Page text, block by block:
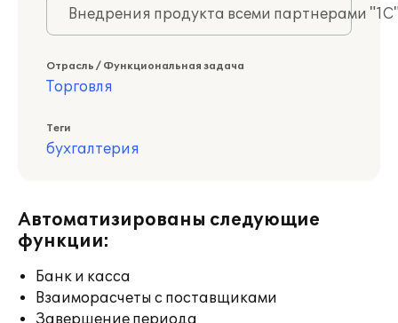
Внедрения продукта всеми партнерами
Отрасль / Функциональная задача
Торговля
Теги
бухгалтерия
Автоматизированы следующие
функции:
Банк и касса
Взаиморасчеты с поставщиками
Завершение периода